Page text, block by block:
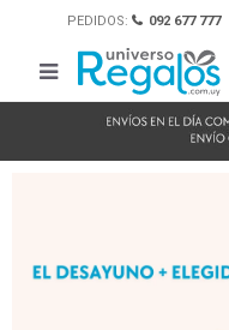
PEDIDOS: 092 677 777
